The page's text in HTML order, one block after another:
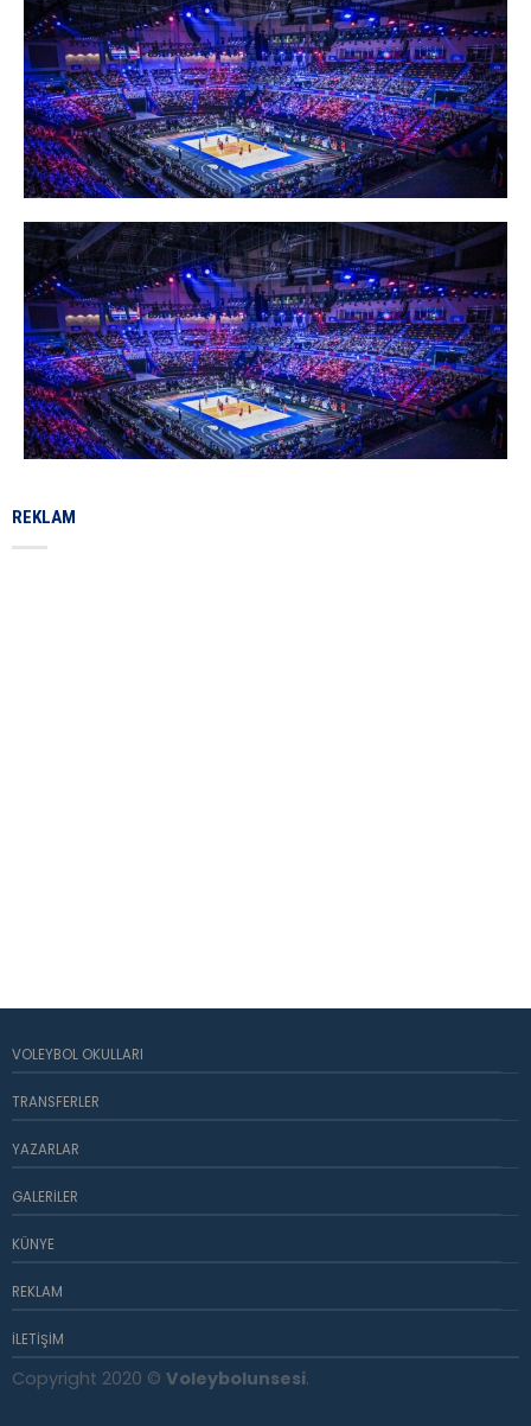
REKLAM
VOLEYBOL OKULLARI
TRANSFERLER
YAZARLAR
GALERILER
KÜNYE
REKLAM
İLETIŞIM
Copyright 2020 © Voleybolunsesi.